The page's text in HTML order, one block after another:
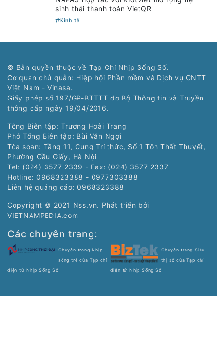
Xem nhiều
Lenovo vươn lên vị trí #153 trong Fortune
Global 500 nhờ tăng trưởng mạnh mẽ từ
chiến lược AI
Kinh tế
NAPAS hợp tác với KiotViet mở rộng hệ
sinh thái thanh toán VietQR
© Bản quyền thuộc về Tạp Chí Nhịp Sống Số.
Cơ quan chủ quản: Hiệp hội Phần mềm và Dịch vụ CNTT
Việt Nam - Vinasa.
thông cấp ngày 19/04/2016.